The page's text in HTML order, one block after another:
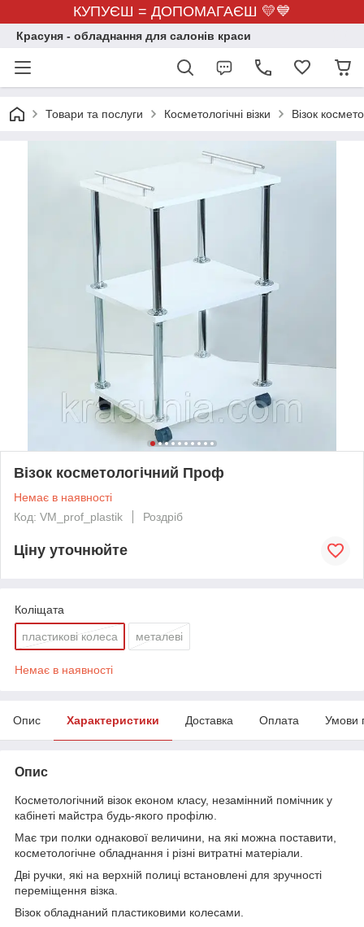
КУПУЄШ = ДОПОМАГАЄШ 💛💙
Красуня - обладнання для салонів краси
Товари та послуги Косметологічні візки Візок
Візок косметологічний Проф
Немає в наявності
Код: VM_prof_plastik
Роздріб
Ціну уточнюйте
Коліщата
пластикові колеса металеві
Немає в наявності
Опис Характеристики Доставка Оплата Умови
Опис
Косметологічний візок економ класу, незамінний помічник у
кабінеті майстра будь-якого профілю.
Має три полки однакової величини, на які можна поставити,
косметологічне обладнання і різні витратні матеріали.
Дві ручки, які на верхній полиці встановлені для зручності
переміщення візка.
Візок обладнаний пластиковими колесами.